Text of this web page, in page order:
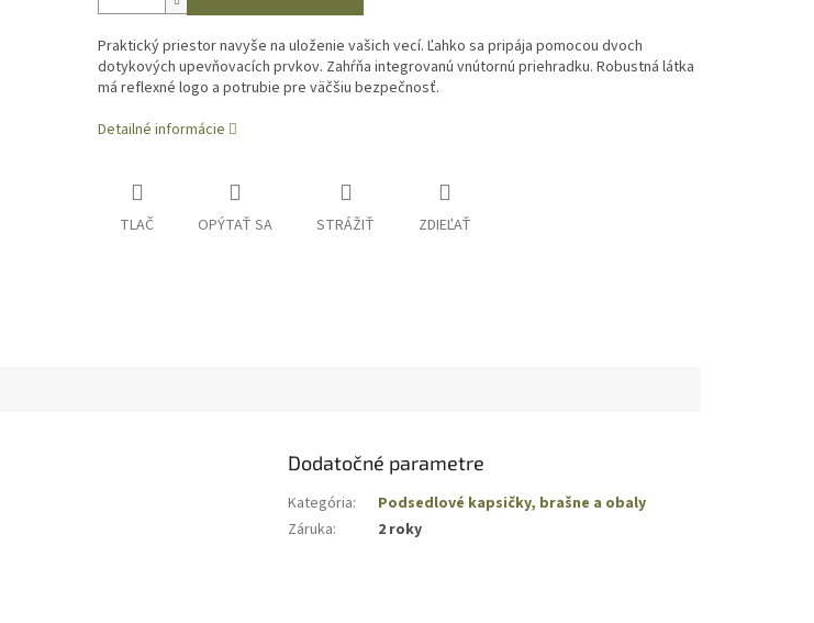
Praktický priestor navyše na uloženie vašich vecí. Ľahko sa pripája pomocou dvoch
dotykových upevňovacích prvkov. Zahŕňa integrovanú vnútornú priehradku. Robustná látka
má reflexné logo a potrubie pre väčšiu bezpečnosť.
Detailné informácie
TLAČ OPÝTAŤ SA STRÁŽIŤ ZDIEĽAŤ
Dodatočné parametre
Kategória:
Podsedlové kapsičky, brašne a obaly
Záruka: 2 roky